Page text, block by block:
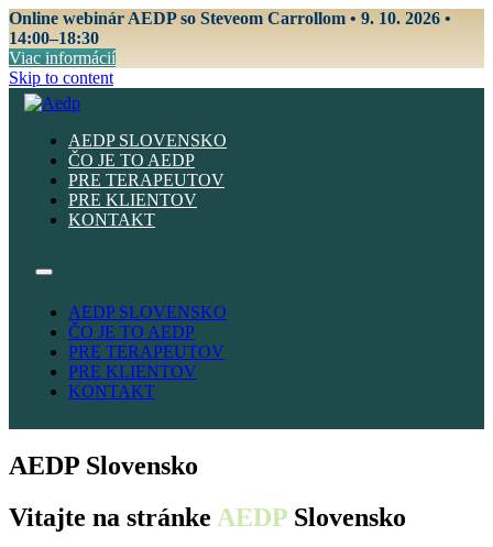
Online webinár AEDP so Steveom Carrollom • 9. 10. 2026 •
14:00–18:30
Viac informácií
Skip to content
AEDP SLOVENSKO
ČO JE TO AEDP
PRE TERAPEUTOV
PRE KLIENTOV
KONTAKT
AEDP SLOVENSKO
ČO JE TO AEDP
PRE TERAPEUTOV
PRE KLIENTOV
KONTAKT
AEDP Slovensko
Vitajte na stránke AEDP Slovensko